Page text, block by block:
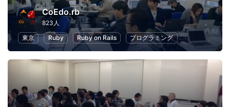
CoEdo.rb
823人
東京
Ruby Ruby on Rails プログラミング